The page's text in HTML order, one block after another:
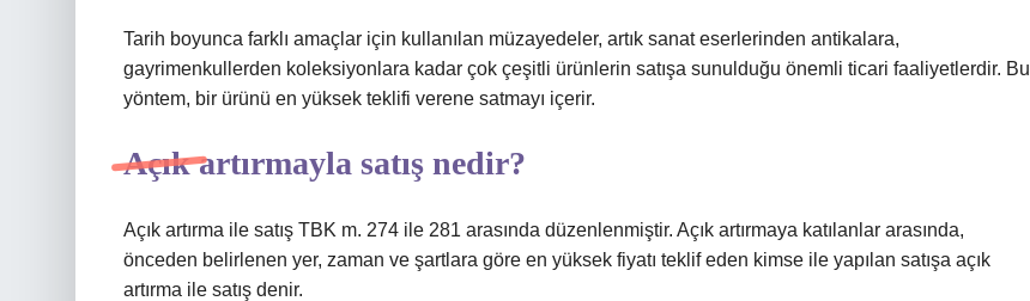
Tarih boyunca farklı amaçlar için kullanılan müzayedeler, artık sanat eserlerinden antikalara,
gayrimenkullerden koleksiyonlara kadar çok çeşitli ürünlerin satışa sunulduğu önemli ticari faaliyetlerdir. Bu
yöntem, bir ürünü en yüksek teklifi verene satmayı içerir.
Açık artırmayla satış nedir?
Açık artırma ile satış TBK m. 274 ile 281 arasında düzenlenmiştir. Açık artırmaya katılanlar arasında,
önceden belirlenen yer, zaman ve şartlara göre en yüksek fiyatı teklif eden kimse ile yapılan satışa açık
artırma ile satış denir.